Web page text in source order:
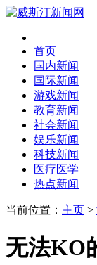
首页
国内新闻
国际新闻
游戏新闻
教育新闻
社会新闻
娱乐新闻
科技新闻
医疗医学
热点新闻
当前位置： 主页 >
无法KO